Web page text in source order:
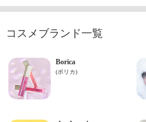
コスメブランド一覧